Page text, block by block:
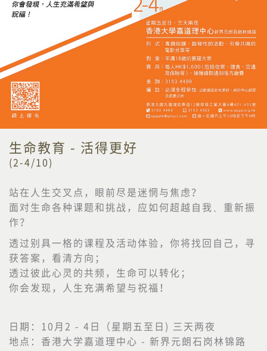
生命教育 - 活得更好
(2-4/10)
站在人生交叉点，眼前尽是迷惘与焦虑？
面对生命各种课题和挑战，应如何超越自我、重新振
作？
透过别具一格的课程及活动体验，你将找回自己，寻
获答案，看清方向；
透过彼此心灵的共频，生命可以转化；
你会发现，人生充满希望与祝福！
日期：10月2 - 4日（星期五至日) 三天两夜
地点：香港大学嘉道理中心 - 新界元朗石岗林锦路